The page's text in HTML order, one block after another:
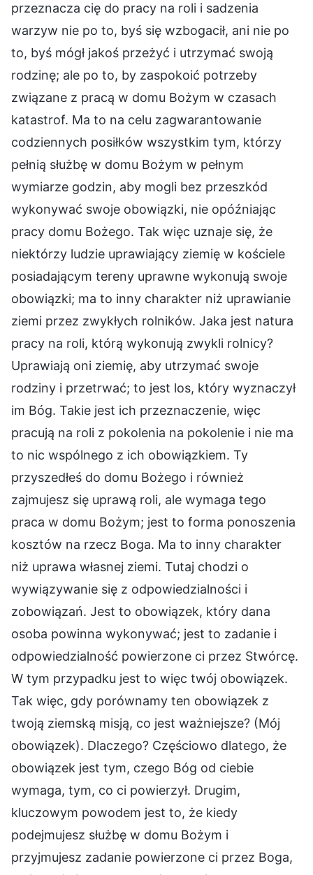
przeznacza cię do pracy na roli i sadzenia
warzyw nie po to, byś się wzbogacił, ani nie po
to, byś mógł jakoś przeżyć i utrzymać swoją
rodzinę; ale po to, by zaspokoić potrzeby
związane z pracą w domu Bożym w czasach
katastrof. Ma to na celu zagwarantowanie
codziennych posiłków wszystkim tym, którzy
pełnią służbę w domu Bożym w pełnym
wymiarze godzin, aby mogli bez przeszkód
wykonywać swoje obowiązki, nie opóźniając
pracy domu Bożego. Tak więc uznaje się, że
niektórzy ludzie uprawiający ziemię w kościele
posiadającym tereny uprawne wykonują swoje
obowiązki; ma to inny charakter niż uprawianie
ziemi przez zwykłych rolników. Jaka jest natura
pracy na roli, którą wykonują zwykli rolnicy?
Uprawiają oni ziemię, aby utrzymać swoje
rodziny i przetrwać; to jest los, który wyznaczył
im Bóg. Takie jest ich przeznaczenie, więc
pracują na roli z pokolenia na pokolenie i nie ma
to nic wspólnego z ich obowiązkiem. Ty
przyszedłeś do domu Bożego i również
zajmujesz się uprawą roli, ale wymaga tego
praca w domu Bożym; jest to forma ponoszenia
kosztów na rzecz Boga. Ma to inny charakter
niż uprawa własnej ziemi. Tutaj chodzi o
wywiązywanie się z odpowiedzialności i
zobowiązań. Jest to obowiązek, który dana
osoba powinna wykonywać; jest to zadanie i
odpowiedzialność powierzone ci przez Stwórcę.
W tym przypadku jest to więc twój obowiązek.
Tak więc, gdy porównamy ten obowiązek z
twoją ziemską misją, co jest ważniejsze? (Mój
obowiązek). Dlaczego? Częściowo dlatego, że
obowiązek jest tym, czego Bóg od ciebie
wymaga, tym, co ci powierzył. Drugim,
kluczowym powodem jest to, że kiedy
podejmujesz służbę w domu Bożym i
przyjmujesz zadanie powierzone ci przez Boga,